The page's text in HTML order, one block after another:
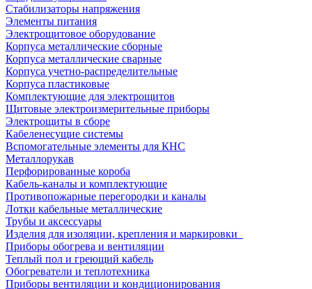
Стабилизаторы напряжения
Элементы питания
Электрощитовое оборудование
Корпуса металлические сборные
Корпуса металлические сварные
Корпуса учетно-распределительные
Корпуса пластиковые
Комплектующие для электрощитов
Щитовые электроизмерительные приборы
Электрощиты в сборе
Кабеленесущие системы
Вспомогательные элементы для КНС
Металлорукав
Перфорированные короба
Кабель-каналы и комплектующие
Противопожарные перегородки и каналы
Лотки кабельные металлические
Трубы и аксессуары
Изделия для изоляции, крепления и маркировки
Приборы обогрева и вентиляции
Теплый пол и греющий кабель
Обогреватели и теплотехника
Приборы вентиляции и кондиционирования